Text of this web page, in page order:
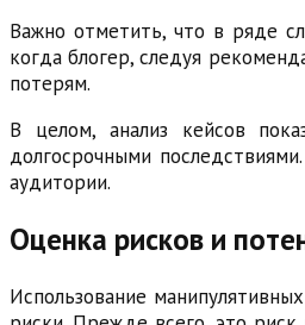
Важно отметить, что в ряде
когда блогер, следуя
потерям.
В целом, анализ кейсов
долгосрочными
аудитории.
Оценка рисков и
Использование